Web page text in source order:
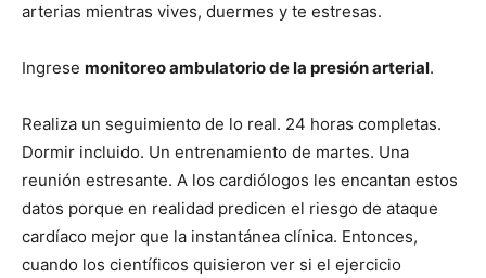
arterias mientras vives, duermes y te estresas.
Ingrese monitoreo ambulatorio de la presión arterial.
Realiza un seguimiento de lo real. 24 horas completas.
Dormir incluido. Un entrenamiento de martes. Una
reunión estresante. A los cardiólogos les encantan estos
datos porque en realidad predicen el riesgo de ataque
cardíaco mejor que la instantánea clínica. Entonces,
cuando los científicos quisieron ver si el ejercicio